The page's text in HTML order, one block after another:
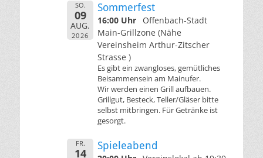
SO.
09
AUG.
2026
Sommerfest
16:00 Uhr
Offenbach-Stadt
Main-Grillzone (Nähe
Vereinsheim Arthur-Zitscher
Strasse )
Es gibt ein zwangloses, gemütliches
Beisammensein am Mainufer.
Wir werden einen Grill aufbauen.
Grillgut, Besteck, Teller/Gläser bitte
selbst mitbringen. Für Getränke ist
gesorgt.
FR.
14
Spieleabend